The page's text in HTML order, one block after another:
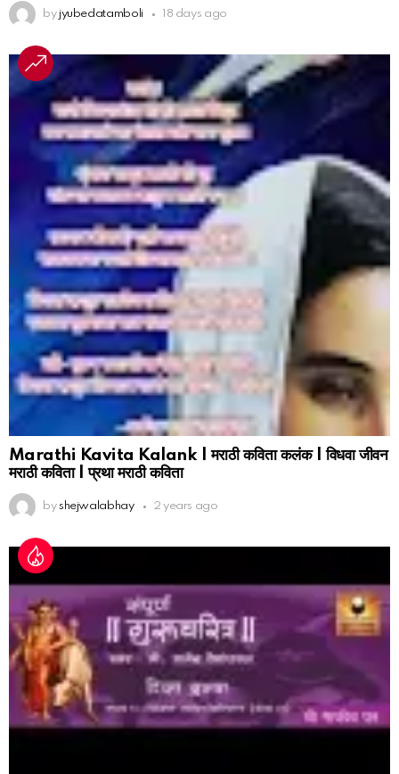
by jyubedatamboli 18 days ago
Marathi Kavita Kalank | मराठी कविता कलंक | विधवा जीवन
मराठी कविता | प्रथा मराठी कविता
by shejwalabhay 2 years ago